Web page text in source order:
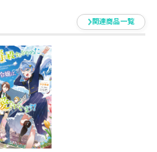
方が様々ですが、
子が気になります…！
んな表情を描かせていただき
しんでいただけたら幸いです！
関連商品一覧